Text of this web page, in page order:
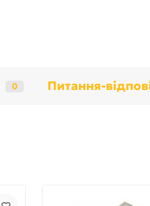
0 Питання-